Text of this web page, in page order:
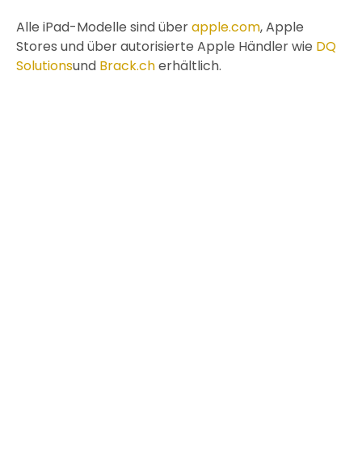
Alle iPad-Modelle sind überapple.com, Apple
Stores und über autorisierte Apple Händler wie DQ
Solutionsund Brack.cherhältlich.